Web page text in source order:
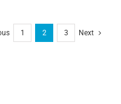
1 2 3 Next